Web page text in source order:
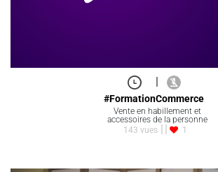
|
#FormationCommerce
Vente en habillement et
accessoires de la personne
143 vues
1